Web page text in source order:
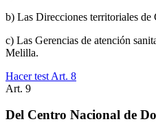
b) Las Direcciones territoriales de
c) Las Gerencias de atención
Melilla.
Hacer test Art. 8
Art. 9
Del Centro Nacional de